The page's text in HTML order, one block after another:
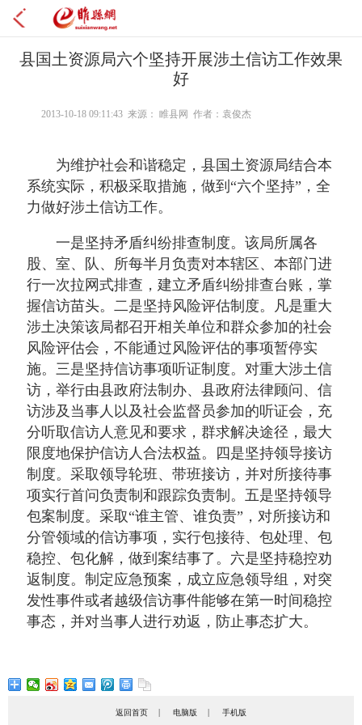
县国土资源局六个坚持开展涉土信访工作效果
好
2013-10-18 09:11:43 来源： 睢县网 作者：袁俊杰
为维护社会和谐稳定，县国土资源局结合本
系统实际，积极采取措施，做到“六个坚持”，全
力做好涉土信访工作。
一是坚持矛盾纠纷排查制度。该局所属各
股、室、队、所每半月负责对本辖区、本部门进
行一次拉网式排查，建立矛盾纠纷排查台账，掌
握信访苗头。二是坚持风险评估制度。凡是重大
涉土决策该局都召开相关单位和群众参加的社会
风险评估会，不能通过风险评估的事项暂停实
施。三是坚持信访事项听证制度。对重大涉土信
访，举行由县政府法制办、县政府法律顾问、信
访涉及当事人以及社会监督员参加的听证会，充
分听取信访人意见和要求，群求解决途径，最大
限度地保护信访人合法权益。四是坚持领导接访
制度。采取领导轮班、带班接访，并对所接待事
项实行首问负责制和跟踪负责制。五是坚持领导
包案制度。采取“谁主管、谁负责”，对所接访和
分管领域的信访事项，实行包接待、包处理、包
稳控、包化解，做到案结事了。六是坚持稳控劝
返制度。制定应急预案，成立应急领导组，对突
发性事件或者越级信访事件能够在第一时间稳控
事态，并对当事人进行劝返，防止事态扩大。
返回首页 | 电脑版 | 手机版